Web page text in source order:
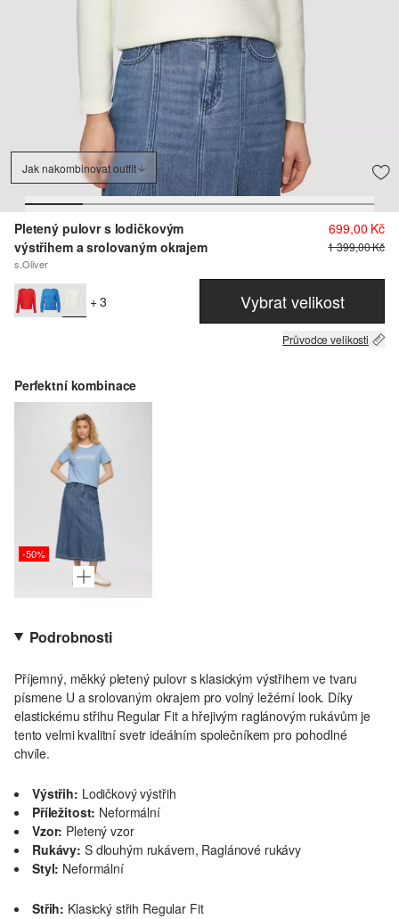
Jak nakombinovat outfit
Pletený pulovr s lodičkovým
výstřihem a srolovaným okrajem
s.Oliver
699,00 Kč
1 399,00 Kč
+ 3 Vybrat velikost
Průvodce velikosti
Perfektní kombinace
-50%
Podrobnosti
Příjemný, měkký pletený pulovr s klasickým výstřihem ve tvaru
písmene U a srolovaným okrajem pro volný ležérní look. Díky
elastickému střihu Regular Fit a hřejivým raglánovým rukávům je
tento velmi kvalitní svetr ideálním společníkem pro pohodlné
chvíle.
Výstřih: Lodičkový výstřih
Příležitost: Neformální
Vzor: Pletený vzor
Rukávy: S dlouhým rukávem, Raglánové rukávy
Styl: Neformální
Střih: Klasický střih Regular Fit